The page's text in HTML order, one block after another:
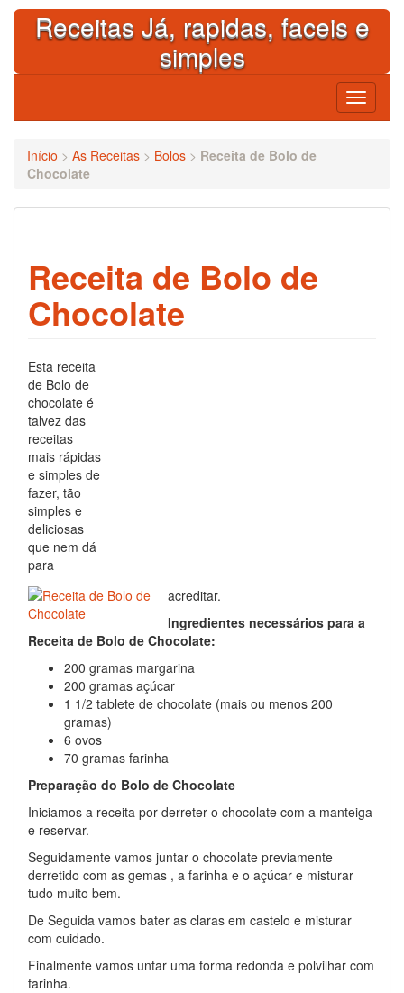
Skip
contentReceitas Já, rapidas, faceis e
simples
Toggle
Início > As Receitas > Bolos > Receita de Bolo de
Chocolate
Receita de Bolo de
Chocolate
Esta receita
de Bolo de
chocolate é
talvez das
receitas
mais rápidas
e simples de
fazer, tão
simples e
deliciosas
que nem dá
para
acreditar.
Ingredientes necessários para a
Receita de Bolo de Chocolate:
200 gramas margarina
200 gramas açúcar
1 1/2 tablete de chocolate (mais ou menos 200
gramas)
6 ovos
70 gramas farinha
Preparação do Bolo de Chocolate
Iniciamos a receita por derreter o chocolate com a manteiga
e reservar.
Seguidamente vamos juntar o chocolate previamente
derretido com as gemas , a farinha e o açúcar e misturar
tudo muito bem.
De Seguida vamos bater as claras em castelo e misturar
com cuidado.
Finalmente vamos untar uma forma redonda e polvilhar com
farinha.